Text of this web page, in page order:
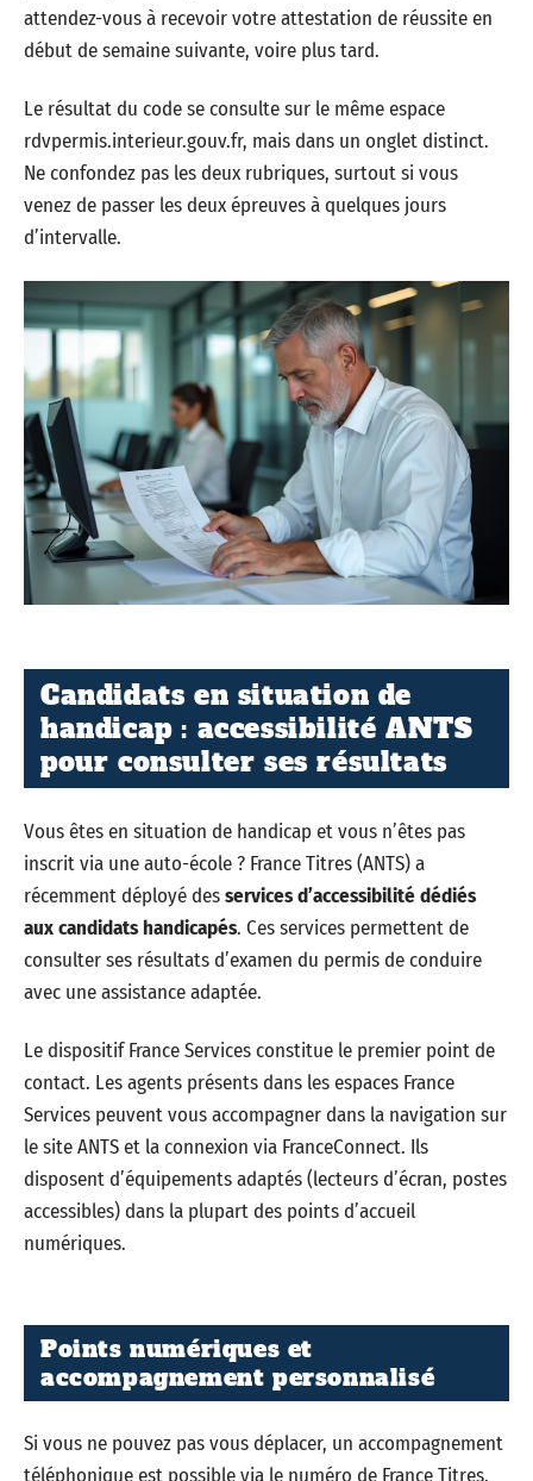
attendez-vous à recevoir votre attestation de réussite en
début de semaine suivante, voire plus tard.
Le résultat du code se consulte sur le même espace
rdvpermis.interieur.gouv.fr, mais dans un onglet distinct.
Ne confondez pas les deux rubriques, surtout si vous
venez de passer les deux épreuves à quelques jours
d’intervalle.
Candidats en situation de
handicap : accessibilité ANTS
pour consulter ses résultats
Vous êtes en situation de handicap et vous n’êtes pas
inscrit via une auto-école ? France Titres (ANTS) a
récemment déployé desservices d’accessibilité dédiés
aux candidats handicapés. Ces services permettent de
consulter ses résultats d’examen du permis de conduire
avec une assistance adaptée.
Le dispositif France Services constitue le premier point de
contact. Les agents présents dans les espaces France
Services peuvent vous accompagner dans la navigation sur
le site ANTS et la connexion via FranceConnect. Ils
disposent d’équipements adaptés (lecteurs d’écran, postes
accessibles) dans la plupart des points d’accueil
numériques.
Points numériques et
accompagnement personnalisé
Si vous ne pouvez pas vous déplacer, un accompagnement
téléphonique est possible via le numéro de France Titres.